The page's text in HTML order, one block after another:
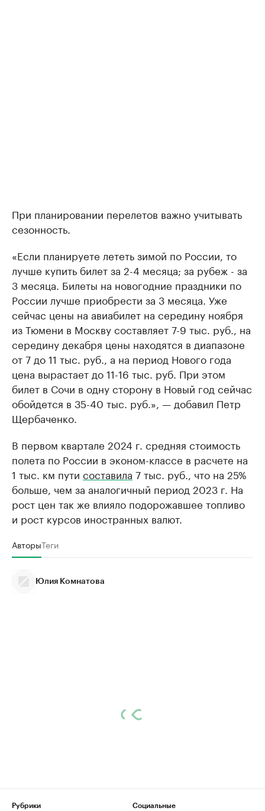
При планировании перелетов важно учитывать
сезонность.
«Если планируете лететь зимой по России, то
лучше купить билет за 2-4 месяца; за рубеж - за
3 месяца. Билеты на новогодние праздники по
России лучше приобрести за 3 месяца. Уже
сейчас цены на авиабилет на середину ноября
из Тюмени в Москву составляет 7-9 тыс. руб., на
середину декабря цены находятся в диапазоне
от 7 до 11 тыс. руб., а на период Нового года
цена вырастает до 11-16 тыс. руб. При этом
билет в Сочи в одну сторону в Новый год сейчас
обойдется в 35-40 тыс. руб.», — добавил Петр
Щербаченко.
В первом квартале 2024 г. средняя стоимость
полета по России в эконом-классе в расчете на
1 тыс. км пути составила 7 тыс. руб., что на 25%
больше, чем за аналогичный период 2023 г. На
рост цен так же влияло подорожавшее топливо
и рост курсов иностранных валют.
АвторыТеги
Юлия Комнатова
Рубрики
Социальные